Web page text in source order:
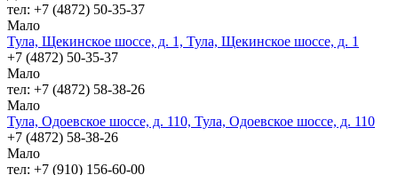
тел: +7 (4872) 50-35-37
Мало
Тула, Щекинское шоссе, д. 1, Тула, Щекинское шоссе, д. 1
+7 (4872) 50-35-37
Мало
тел: +7 (4872) 58-38-26
Мало
Тула, Одоевское шоссе, д. 110, Тула, Одоевское шоссе, д. 110
+7 (4872) 58-38-26
Мало
тел: +7 (910) 156-60-00